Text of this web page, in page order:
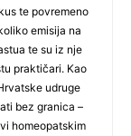
te povremeno
emisija na
te su iz nje
praktičari. Kao
udruge
bez granica –
homeopatskim